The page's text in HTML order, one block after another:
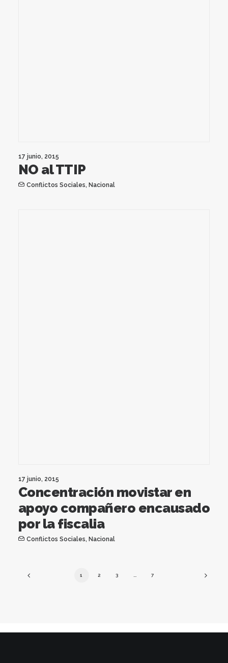
17 junio, 2015
NO al TTIP
Conflictos Sociales, Nacional
17 junio, 2015
Concentración movistar en
apoyo compañero encausado
por la fiscalia
Conflictos Sociales, Nacional
1 2 3 7